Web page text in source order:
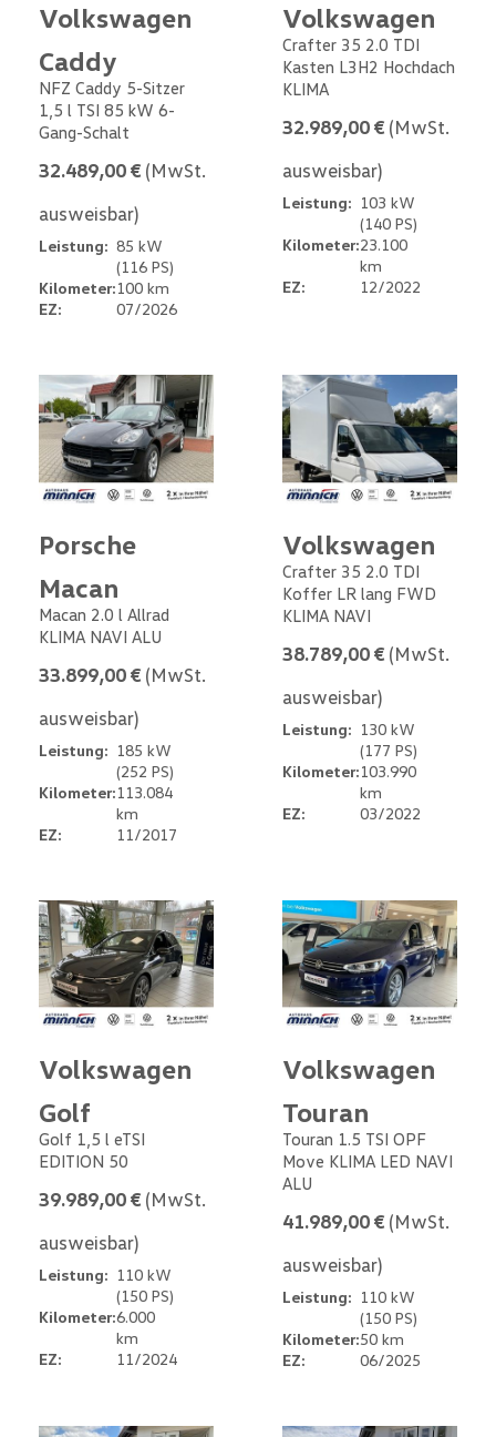
Volkswagen
Caddy
NFZ Caddy 5-Sitzer
1,5 l TSI 85 kW 6-
Gang-Schalt
32.489,00 € (MwSt.
ausweisbar)
Leistung: 85 kW
(116 PS)
Kilometer:100 km
EZ:
07/2026
Volkswagen
Crafter 35 2.0 TDI
Kasten L3H2 Hochdach
KLIMA
32.989,00 € (MwSt.
ausweisbar)
Leistung: 103 kW
(140 PS)
Kilometer:23.100
km
EZ:
12/2022
Porsche
Macan
Macan 2.0 l Allrad
KLIMA NAVI ALU
33.899,00 € (MwSt.
ausweisbar)
Leistung: 185 kW
(252 PS)
Kilometer:113.084
km
EZ:
11/2017
Volkswagen
Crafter 35 2.0 TDI
Koffer LR lang FWD
KLIMA NAVI
38.789,00 € (MwSt.
ausweisbar)
Leistung: 130 kW
(177 PS)
Kilometer:103.990
km
EZ:
03/2022
Volkswagen
Golf
Golf 1,5 l eTSI
EDITION 50
39.989,00 € (MwSt.
ausweisbar)
Leistung: 110 kW
(150 PS)
Kilometer:6.000
km
EZ:
11/2024
Volkswagen
Touran
Touran 1.5 TSI OPF
Move KLIMA LED NAVI
ALU
41.989,00 € (MwSt.
ausweisbar)
Leistung: 110 kW
(150 PS)
Kilometer:50 km
EZ:
06/2025